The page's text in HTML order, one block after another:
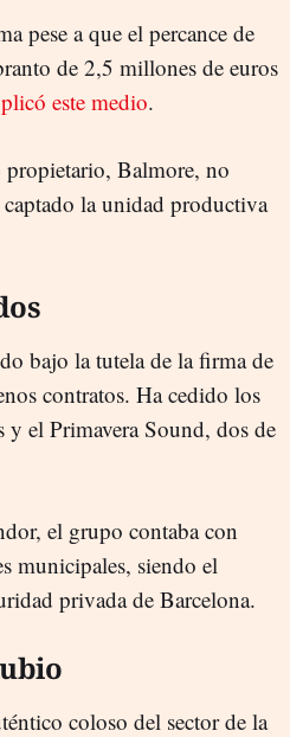
pese a que el percance de
de 2,5 millones de euros
este medio.
propietario, Balmore, no
la unidad productiva
bajo la tutela de la firma de
contratos. Ha cedido los
el Primavera Sound, dos de
el grupo contaba con
municipales, siendo el
privada de Barcelona.
coloso del sector de la